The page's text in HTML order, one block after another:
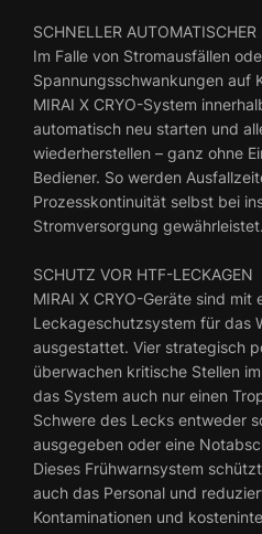
SCHNELLER AUTOMATISCHER
Im Falle von Stromausfällen
Spannungsschwankungen auf
MIRAI X CRYO-System
automatisch neu starten und
wiederherstellen – ganz ohne
Bediener. So werden
Prozesskontinuität selbst bei
Stromversorgung gewährleistet.
SCHUTZ VOR HTF-LECKAGEN
MIRAI X CRYO-Geräte sind mit
Leckageschutzsystem für das
ausgestattet. Vier strategisch
überwachen kritische Stellen
das System auch nur einen
Schwere des Lecks entweder
ausgegeben oder eine
Dieses Frühwarnsystem
auch das Personal und
Kontaminationen und